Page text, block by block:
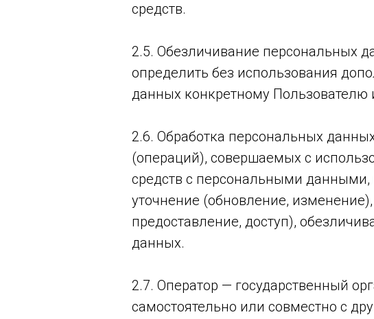
средств.
2.5. Обезличивание персональных
определить без использования
данных конкретному
2.6. Обработка персональных
(операций), совершаемых с
средств с персональными данными,
уточнение (обновление,
предоставление, доступ),
данных.
2.7. Оператор — государственный
самостоятельно или совместно с